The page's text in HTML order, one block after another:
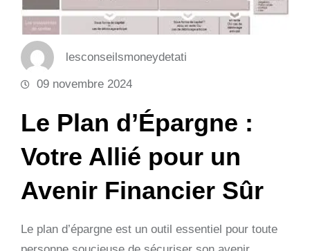
lesconseilsmoneydetati
09 novembre 2024
Le Plan d’Épargne :
Votre Allié pour un
Avenir Financier Sûr
Le plan d’épargne est un outil essentiel pour toute